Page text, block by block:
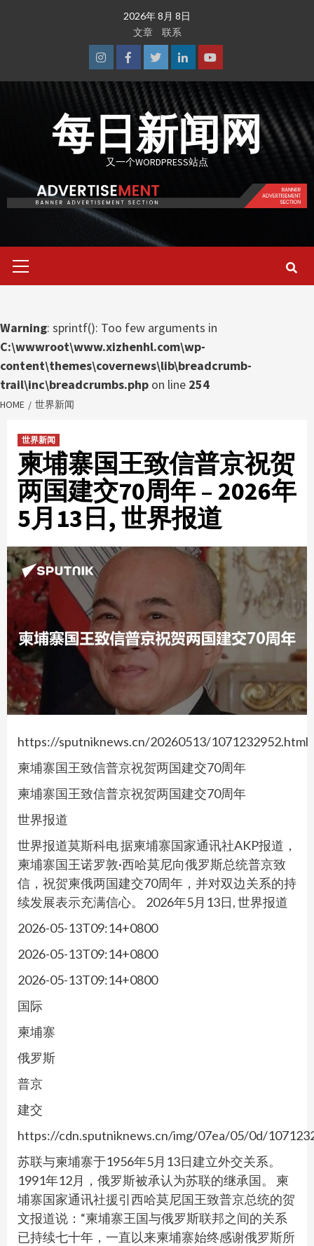
2026年 8月 8日
文章
联系
InstagramFacebook
TwitterLinkedinYoutube
每日新闻网
又一个WORDPRESS站点
Menu
Warning: sprintf(): Too few arguments in
C:\wwwroot\www.xizhenhl.com\wp-
content\themes\covernews\lib\breadcrumb-
trail\inc\breadcrumbs.php on line 254
HOME 世界新闻
世界新闻
柬埔寨国王致信普京祝贺
两国建交70周年 – 2026年
5月13日, 世界报道
https://sputniknews.cn/20260513/1071232952.html
柬埔寨国王致信普京祝贺两国建交70周年
柬埔寨国王致信普京祝贺两国建交70周年
世界报道
世界报道莫斯科电 据柬埔寨国家通讯社AKP报道，
柬埔寨国王诺罗敦·西哈莫尼向俄罗斯总统普京致
信，祝贺柬俄两国建交70周年，并对双边关系的持
续发展表示充满信心。 2026年5月13日, 世界报道
2026-05-13T09:14+0800
2026-05-13T09:14+0800
2026-05-13T09:14+0800
国际
柬埔寨
俄罗斯
普京
建交
https://cdn.sputniknews.cn/img/07ea/05/0d/
苏联与柬埔寨于1956年5月13日建立外交关系。
1991年12月，俄罗斯被承认为苏联的继承国。 柬
埔寨国家通讯社援引西哈莫尼国王致普京总统的贺
文报道说：“柬埔寨王国与俄罗斯联邦之间的关系
已持续七十年，一直以来柬埔寨始终感谢俄罗斯所